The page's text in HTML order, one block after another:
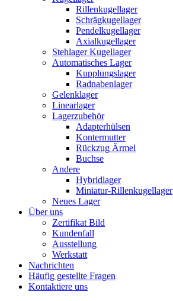
Rillenkugellager
Schrägkugellager
Pendelkugellager
Axialkugellager
Stehlager Kugellager
Automatisches Lager
Kupplungslager
Radnabenlager
Gelenklager
Linearlager
Lagerzubehör
Adapterhülsen
Kontermutter
Rückzug Ärmel
Buchse
Andere
Hybridlager
Miniatur-Rillenkugellager
Neues Lager
Über uns
Zertifikat Bild
Kundenfall
Ausstellung
Werkstatt
Nachrichten
Häufig gestellte Fragen
Kontaktiere uns